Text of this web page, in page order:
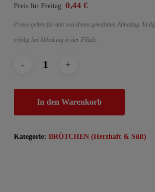
Preis für Freitag: 0,44 €
Preise gelten für den von Ihnen gewählten Abholtag.
erfolgt bei Abholung in der Filiale.
In den Warenkorb
Kategorie: BRÖTCHEN (Herzhaft & Süß)